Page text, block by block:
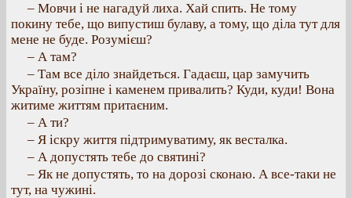
– Мовчи і не нагадуй лиха. Хай спить. Не тому
покину тебе, що випустиш булаву, а тому, що діла тут для
мене не буде. Розумієш?
– А там?
– Там все діло знайдеться. Гадаєш, цар замучить
Україну, розіпне і каменем привалить? Куди, куди! Вона
житиме життям притаєним.
– А ти?
– Я іскру життя підтримуватиму, як весталка.
– А допустять тебе до святині?
– Як не допустять, то на дорозі сконаю. А все-таки не
тут, на чужині.